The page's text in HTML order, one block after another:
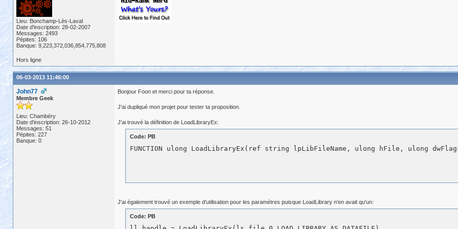
Lieu: Bonchamp-Lès-Laval
Date d'inscription: 28-02-2007
Messages: 2493
Pépites: 106
Banque: 9,223,372,036,854,775,808
Hors ligne
06-03-2013 11:46:00
John77
Membre Geek
Lieu: Chambéry
Date d'inscription: 26-10-2012
Messages: 51
Pépites: 227
Banque: 0
Bonjour Foon et merci pour ta réponse.
J'ai dupliqué mon projet pour tester ta proposition.
J'ai trouvé la définition de LoadLibraryEx:
Code: PB
J'ai également trouvé un exemple d'utilisation pour les paramètres puisque LoadLibrary n'en avait qu'un:
Code: PB